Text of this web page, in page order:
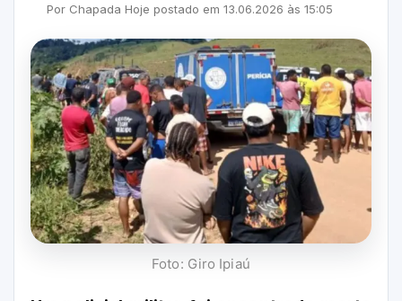
Por Chapada Hoje postado em 13.06.2026 às 15:05
Foto: Giro Ipiaú